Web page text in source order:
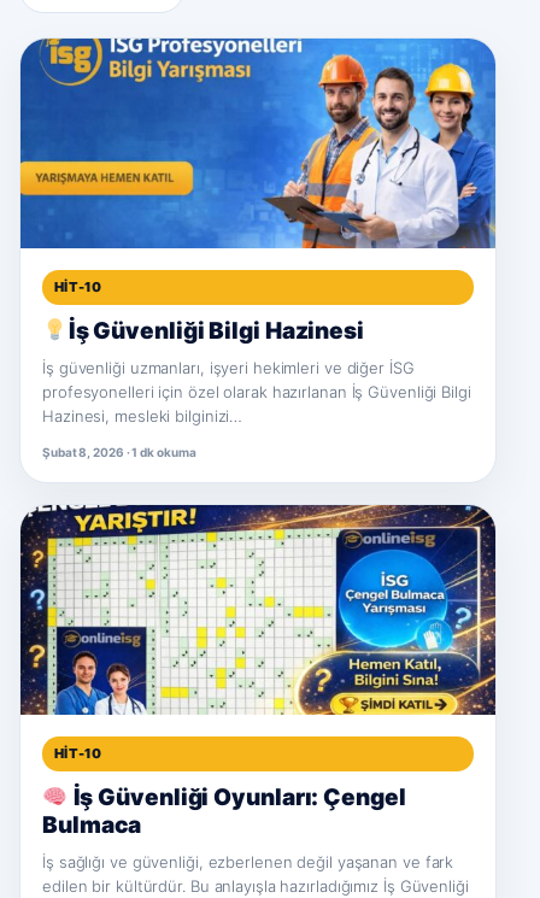
HIT-10
İş Güvenliği Bilgi Hazinesi
İş güvenliği uzmanları, işyeri hekimleri ve diğer İSG
profesyonelleri için özel olarak hazırlanan İş Güvenliği Bilgi
Hazinesi, mesleki bilginizi…
Şubat 8, 2026 · 1 dk okuma
HIT-10
İş Güvenliği Oyunları: Çengel
Bulmaca
İş sağlığı ve güvenliği, ezberlenen değil yaşanan ve fark
edilen bir kültürdür. Bu anlayışla hazırladığımız İş Güvenliği